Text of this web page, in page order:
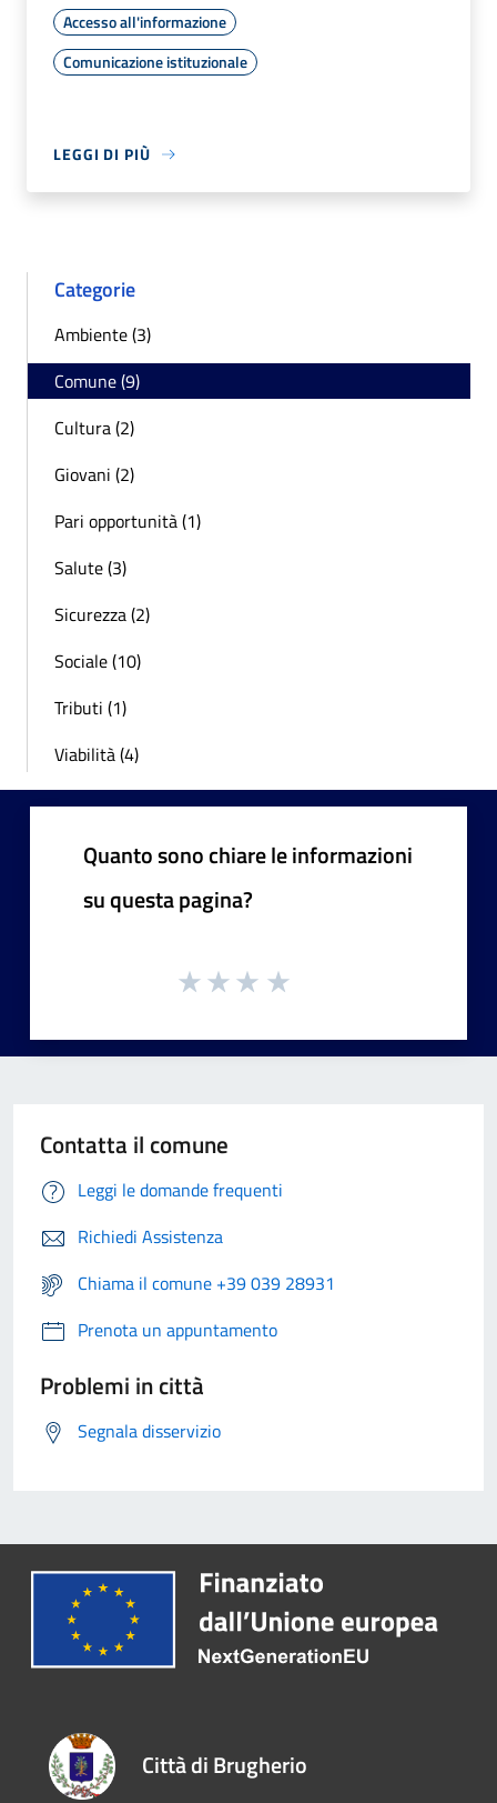
Accesso all'informazione
Comunicazione istituzionale
LEGGI DI PIÙ
Categorie
Ambiente (3)
Comune (9)
Cultura (2)
Giovani (2)
Pari opportunità (1)
Salute (3)
Sicurezza (2)
Sociale (10)
Tributi (1)
Viabilità (4)
Quanto sono chiare le informazioni
su questa pagina?
Contatta il comune
Leggi le domande frequenti
Richiedi Assistenza
Chiama il comune +39 039 28931
Prenota un appuntamento
Problemi in città
Segnala disservizio
Città di Brugherio